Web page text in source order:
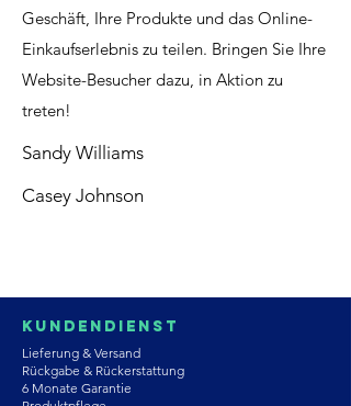
Geschäft, Ihre Produkte und das Online-
Einkaufserlebnis zu teilen. Bringen Sie Ihre
Website-Besucher dazu, in Aktion zu
treten!
Sandy Williams
Casey Johnson
Kundendienst
Lieferung & Versand
Rückgabe & Rückerstattung
6 Monate Garantie